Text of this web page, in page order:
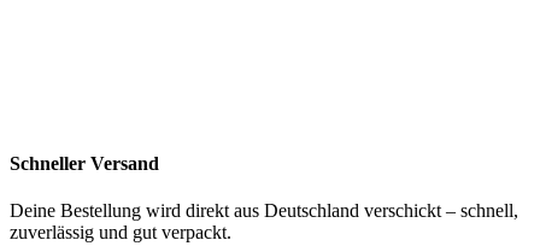
Schneller Versand
Deine Bestellung wird direkt aus Deutschland verschickt – schnell,
zuverlässig und gut verpackt.